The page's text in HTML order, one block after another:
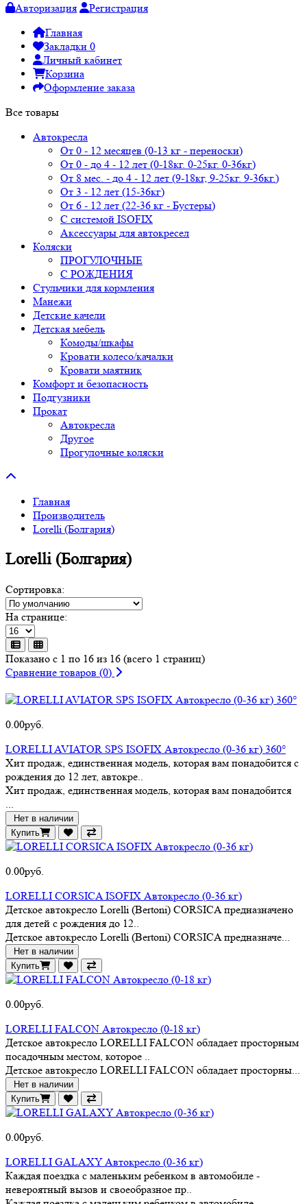
Авторизация
Регистрация
Главная
Закладки 0
Личный кабинет
Корзина
Оформление заказа
Все товары
Автокресла
От 0 - 12 месяцев (0-13 кг - переноски)
От 0 - до 4 - 12 лет (0-18кг. 0-25кг. 0-36кг)
От 8 мес. - до 4 - 12 лет (9-18кг, 9-25кг. 9-36кг.)
От 3 - 12 лет (15-36кг)
От 6 - 12 лет (22-36 кг - Бустеры)
С системой ISOFIX
Аксессуары для автокресел
Коляски
ПРОГУЛОЧНЫЕ
С РОЖДЕНИЯ
Стульчики для кормления
Манежи
Детские качели
Детская мебель
Комоды/шкафы
Кровати колесо/качалки
Кровати маятник
Комфорт и безопасность
Подгузники
Прокат
Автокресла
Другое
Прогулочные коляски
Главная
Производитель
Lorelli (Болгария)
Lorelli (Болгария)
Сортировка:
На странице:
Показано с 1 по 16 из 16 (всего 1 страниц)
Сравнение товаров (0)
0.00руб.
LORELLI AVIATOR SPS ISOFIX Автокресло (0-36 кг) 360°
Хит продаж, единственная модель, которая вам понадобится с
рождения до 12 лет, автокре..
Хит продаж, единственная модель, которая вам понадобится
...
Нет в наличии
Купить
0.00руб.
LORELLI CORSICA ISOFIX Автокресло (0-36 кг)
Детское автокресло Lorelli (Bertoni) CORSICA предназначено
для детей с рождения до 12..
Детское автокресло Lorelli (Bertoni) CORSICA предназначе...
Нет в наличии
Купить
0.00руб.
LORELLI FALCON Автокресло (0-18 кг)
Детское автокресло LORELLI FALCON обладает просторным
посадочным местом, которое ..
Детское автокресло LORELLI FALCON обладает просторны...
Нет в наличии
Купить
0.00руб.
LORELLI GALAXY Автокресло (0-36 кг)
Каждая поездка с маленьким ребенком в автомобиле -
невероятный вызов и своеобразное пр..